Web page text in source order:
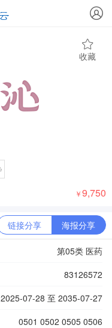
收藏
￥9,750
链接分享 海报分享
第05类 医药
83126572
2025-07-28 至 2035-07-27
0501 0502 0505 0506